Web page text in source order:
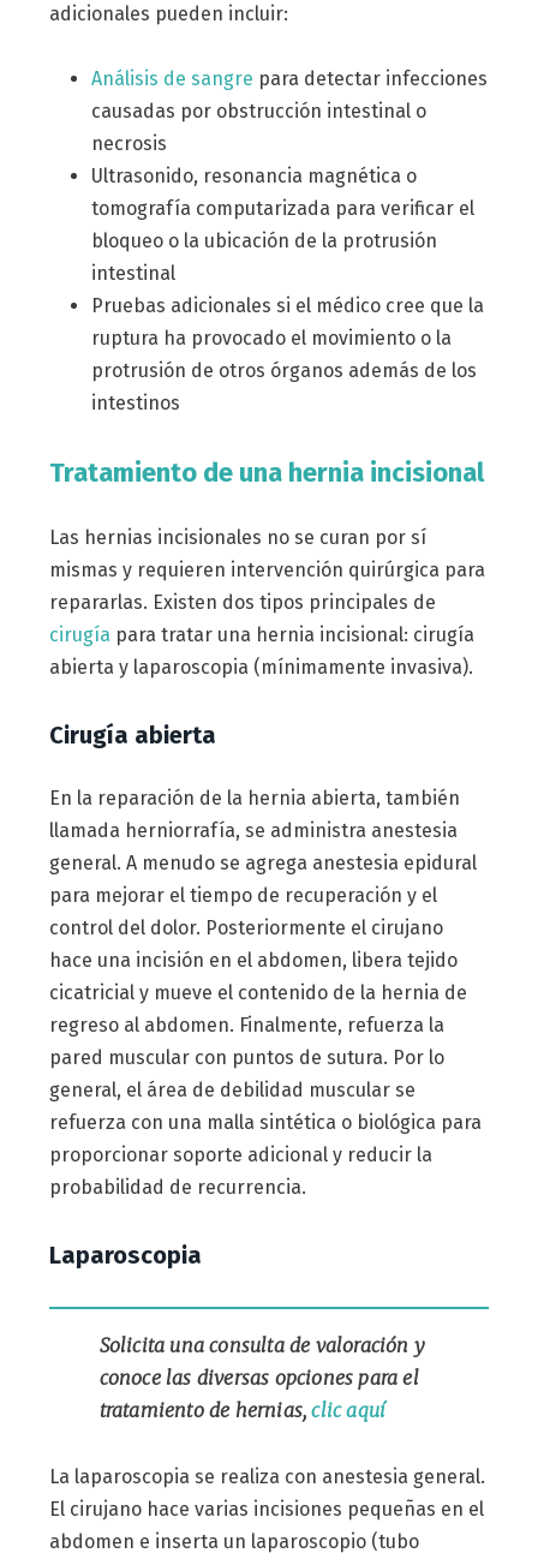
adicionales pueden incluir:
Análisis de sangre para detectar infecciones
causadas por obstrucción intestinal o
necrosis
Ultrasonido, resonancia magnética o
tomografía computarizada para verificar el
bloqueo o la ubicación de la protrusión
intestinal
Pruebas adicionales si el médico cree que la
ruptura ha provocado el movimiento o la
protrusión de otros órganos además de los
intestinos
Tratamiento de una hernia incisional
Las hernias incisionales no se curan por sí
mismas y requieren intervención quirúrgica para
repararlas. Existen dos tipos principales de
cirugía para tratar una hernia incisional: cirugía
abierta y laparoscopia (mínimamente invasiva).
Cirugía abierta
En la reparación de la hernia abierta, también
llamada herniorrafía, se administra anestesia
general. A menudo se agrega anestesia epidural
para mejorar el tiempo de recuperación y el
control del dolor. Posteriormente el cirujano
hace una incisión en el abdomen, libera tejido
cicatricial y mueve el contenido de la hernia de
regreso al abdomen. Finalmente, refuerza la
pared muscular con puntos de sutura. Por lo
general, el área de debilidad muscular se
refuerza con una malla sintética o biológica para
proporcionar soporte adicional y reducir la
probabilidad de recurrencia.
Laparoscopia
Solicita una consulta de valoración y
conoce las diversas opciones para el
tratamiento de hernias,clic aquí
La laparoscopia se realiza con anestesia general.
El cirujano hace varias incisiones pequeñas en el
abdomen e inserta un laparoscopio (tubo